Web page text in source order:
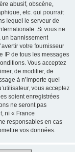
abusif, obscène,
etc. qui pourrait
lequel le serveur de
Si vous ne
un bannissement
votre fournisseur
IP de tous les messages
Vous acceptez
de modifier, de
à n’importe quel
vous acceptez
soient enregistrées
ne seront pas
ni « France
responsables en cas
vos données.